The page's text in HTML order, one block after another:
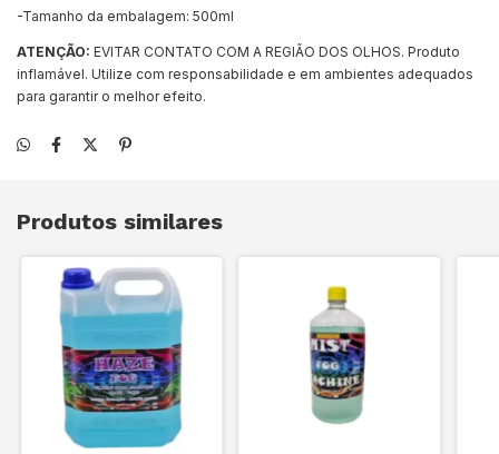
-Tamanho da embalagem: 500ml
ATENÇÃO: EVITAR CONTATO COM A REGIÃO DOS OLHOS. Produto
inflamável. Utilize com responsabilidade e em ambientes adequados
para garantir o melhor efeito.
Produtos similares